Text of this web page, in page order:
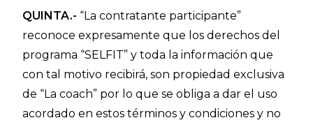
QUINTA.- “La contratante participante”
reconoce expresamente que los derechos del
programa “SELFIT” y toda la información que
con tal motivo recibirá, son propiedad exclusiva
de “La coach” por lo que se obliga a dar el uso
acordado en estos términos y condiciones y no